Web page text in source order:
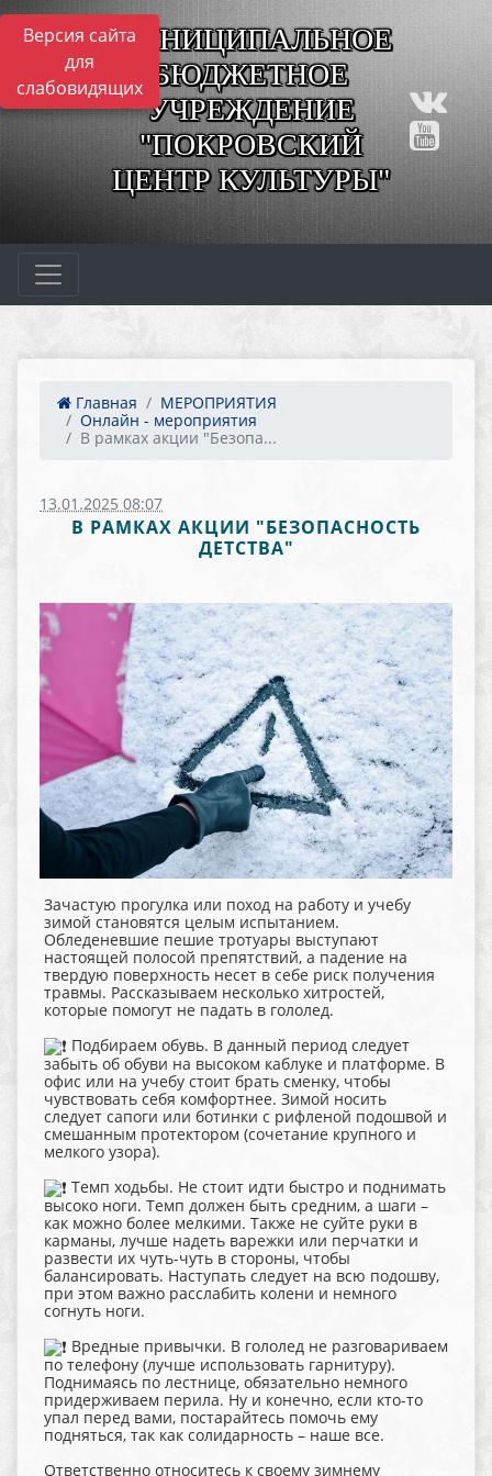
Версия сайта
для
слабовидящих
МУНИЦИПАЛЬНОЕ
БЮДЖЕТНОЕ
УЧРЕЖДЕНИЕ
"ПОКРОВСКИЙ
ЦЕНТР КУЛЬТУРЫ"
Главная
МЕРОПРИЯТИЯ
Онлайн - мероприятия
В рамках акции "Безопа...
13.01.2025 08:07
В РАМКАХ АКЦИИ "БЕЗОПАСНОСТЬ
ДЕТСТВА"
Зачастую прогулка или поход на работу и учебу
зимой становятся целым испытанием.
Обледеневшие пешие тротуары выступают
настоящей полосой препятствий, а падение на
твердую поверхность несет в себе риск получения
травмы. Рассказываем несколько хитростей,
которые помогут не падать в гололед.
Подбираем обувь. В данный период следует
забыть об обуви на высоком каблуке и платформе. В
офис или на учебу стоит брать сменку, чтобы
чувствовать себя комфортнее. Зимой носить
следует сапоги или ботинки с рифленой подошвой и
смешанным протектором (сочетание крупного и
мелкого узора).
Темп ходьбы. Не стоит идти быстро и поднимать
высоко ноги. Темп должен быть средним, а шаги –
как можно более мелкими. Также не суйте руки в
карманы, лучше надеть варежки или перчатки и
развести их чуть-чуть в стороны, чтобы
балансировать. Наступать следует на всю подошву,
при этом важно расслабить колени и немного
согнуть ноги.
Вредные привычки. В гололед не разговариваем
по телефону (лучше использовать гарнитуру).
Поднимаясь по лестнице, обязательно немного
придерживаем перила. Ну и конечно, если кто-то
упал перед вами, постарайтесь помочь ему
подняться, так как солидарность – наше все.
Ответственно относитесь к своему зимнему